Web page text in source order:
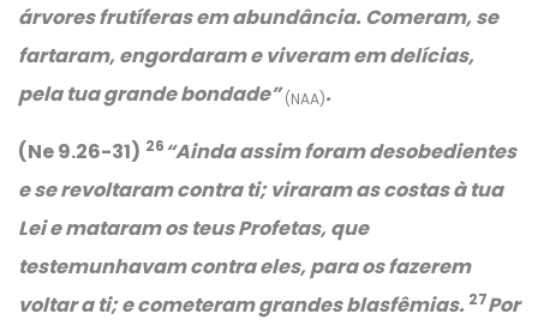
árvores frutíferas em abundância. Comeram, se
fartaram, engordaram e viveram em delícias,
pela tua grande bondade”(NAA).
(Ne 9.26-31) 26“Ainda assim foram desobedientes
e se revoltaram contra ti; viraram as costas à tua
Lei e mataram os teus Profetas, que
testemunhavam contra eles, para os fazerem
voltar a ti; e cometeram grandes blasfêmias. 27Por